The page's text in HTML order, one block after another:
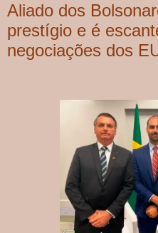
Aliado dos
prestígio e é
negociações dos